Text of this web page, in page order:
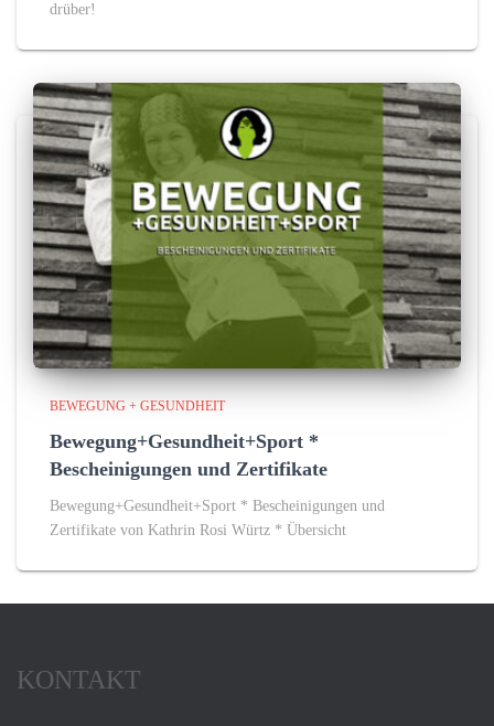
drüber!
BEWEGUNG + GESUNDHEIT
Bewegung+Gesundheit+Sport *
Bescheinigungen und Zertifikate
Bewegung+Gesundheit+Sport * Bescheinigungen und
Zertifikate von Kathrin Rosi Würtz * Übersicht
KONTAKT